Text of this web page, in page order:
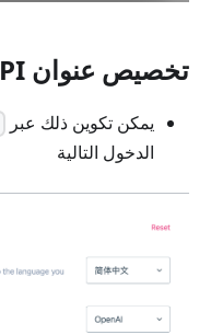
تخصيص عنوان API لـ OpenAI
يمكن تكوين ذلك عبر
الدخول التالية